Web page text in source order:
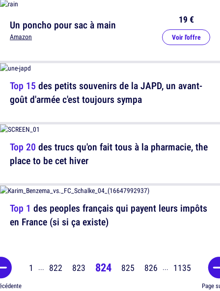
Top 15 des petits souvenirs de la JAPD, un avant-
goût d'armée c'est toujours sympa
Top 1 des peoples français qui payent leurs impôts
en France (si si ça existe)
Un poncho pour sac à main
Amazon
19 €
Voir l'offre
Top 20 des trucs qu'on fait tous à la pharmacie, the
place to be cet hiver
1 ... 822 823 824 825 826 ... 1135
Page